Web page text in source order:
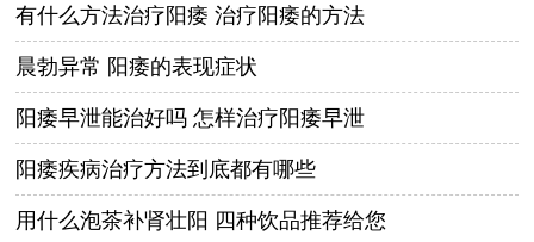
有什么方法治疗阳痿 治疗阳痿的方法
晨勃异常 阳痿的表现症状
阳痿早泄能治好吗 怎样治疗阳痿早泄
阳痿疾病治疗方法到底都有哪些
用什么泡茶补肾壮阳 四种饮品推荐给您